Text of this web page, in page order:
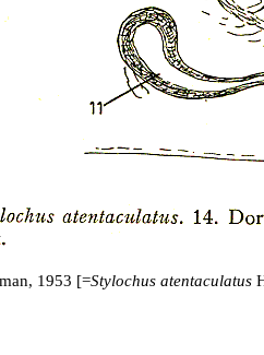
1953 [=Stylochus atentaculatus